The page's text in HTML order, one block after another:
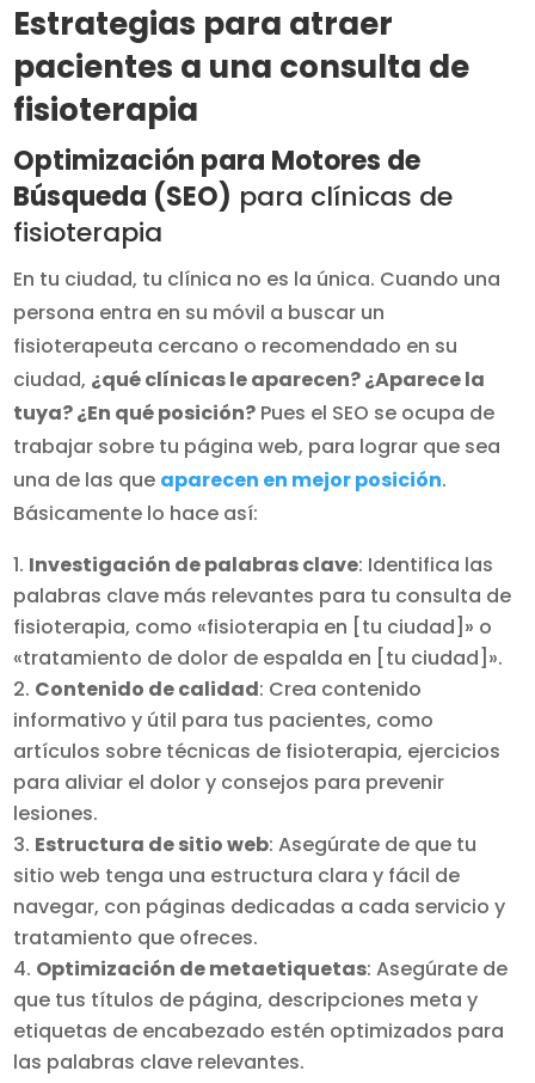
Estrategias para atraer
pacientes a una consulta de
fisioterapia
Optimización para Motores de
Búsqueda (SEO) para clínicas de
fisioterapia
En tu ciudad, tu clínica no es la única. Cuando una
persona entra en su móvil a buscar un
fisioterapeuta cercano o recomendado en su
ciudad, ¿qué clínicas le aparecen? ¿Aparece la
tuya? ¿En qué posición? Pues el SEO se ocupa de
trabajar sobre tu página web, para lograr que sea
una de las que aparecen en mejor posición.
Básicamente lo hace así:
Investigación de palabras clave: Identifica las
palabras clave más relevantes para tu consulta de
fisioterapia, como «fisioterapia en [tu ciudad]» o
«tratamiento de dolor de espalda en [tu ciudad]».
Contenido de calidad: Crea contenido
informativo y útil para tus pacientes, como
artículos sobre técnicas de fisioterapia, ejercicios
para aliviar el dolor y consejos para prevenir
lesiones.
Estructura de sitio web: Asegúrate de que tu
sitio web tenga una estructura clara y fácil de
navegar, con páginas dedicadas a cada servicio y
tratamiento que ofreces.
Optimización de metaetiquetas: Asegúrate de
que tus títulos de página, descripciones meta y
etiquetas de encabezado estén optimizados para
las palabras clave relevantes.